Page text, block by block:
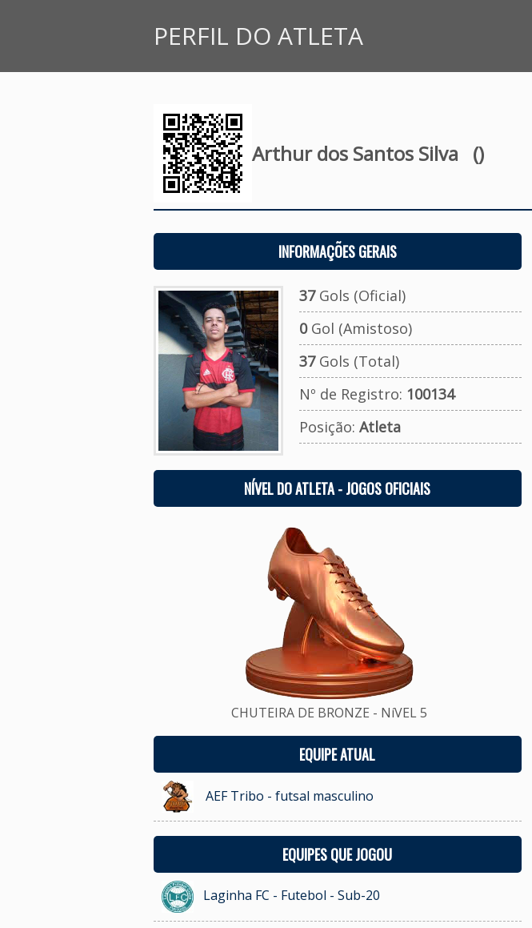
PERFIL DO ATLETA
Arthur dos Santos Silva ()
INFORMAÇÕES GERAIS
37Gols (Oficial)
0Gol (Amistoso)
37Gols (Total)
Nº de Registro: 100134
Posição: Atleta
NÍVEL DO ATLETA - JOGOS OFICIAIS
CHUTEIRA DE BRONZE - NíVEL 5
EQUIPE ATUAL
AEF Tribo - futsal masculino
EQUIPES QUE JOGOU
Laginha FC - Futebol - Sub-20